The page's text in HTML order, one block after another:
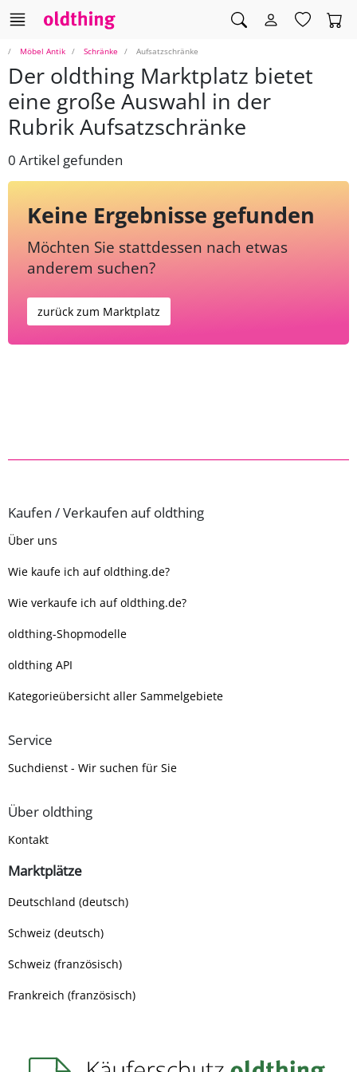
Möbel Antik Schränke Aufsatzschränke
Der oldthing Marktplatz bietet
eine große Auswahl in der
Rubrik Aufsatzschränke
0 Artikel gefunden
Keine Ergebnisse gefunden
Möchten Sie stattdessen nach etwas
anderem suchen?
zurück zum Marktplatz
Kaufen / Verkaufen auf oldthing
Über uns
Wie kaufe ich auf oldthing.de?
Wie verkaufe ich auf oldthing.de?
oldthing-Shopmodelle
oldthing API
Kategorieübersicht aller Sammelgebiete
Service
Suchdienst - Wir suchen für Sie
Über oldthing
Kontakt
Marktplätze
Deutschland (deutsch)
Schweiz (deutsch)
Schweiz (französisch)
Frankreich (französisch)